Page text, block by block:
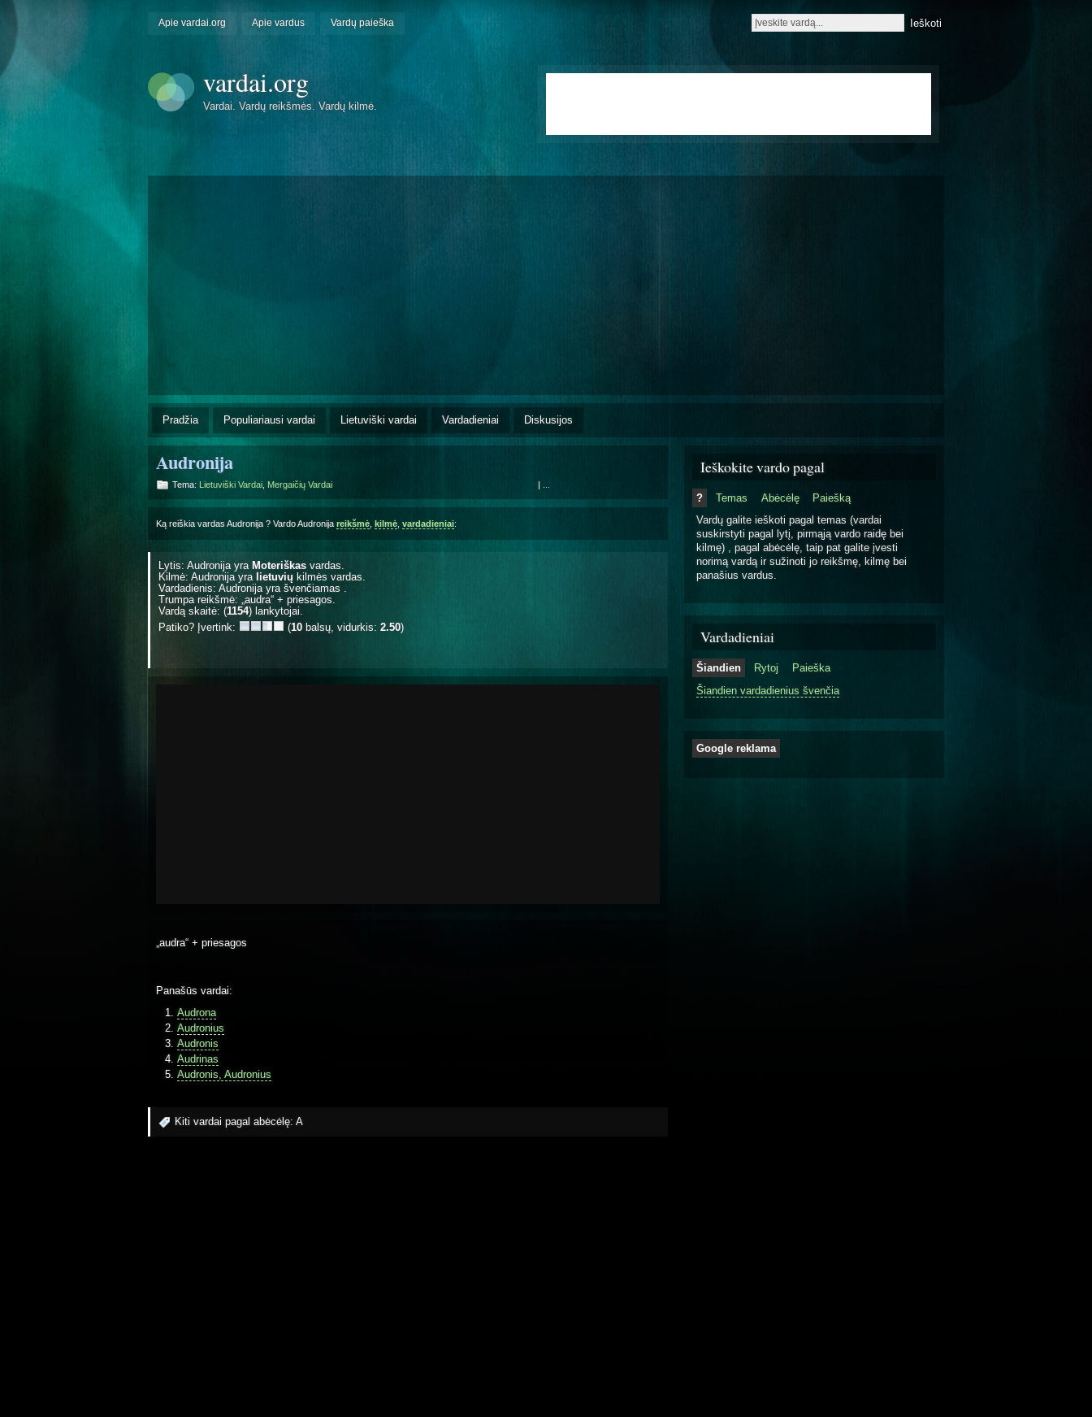
Apie vardai.org Apie vardus Vardų paieška
vardai.org
Vardai. Vardų reikšmės. Vardų kilmė.
Pradžia Populiariausi vardai Lietuviški vardai Vardadieniai Diskusijos
Audronija
Tema: Lietuviški Vardai Mergaičių Vardai |
Ką reiškia vardas Audronija ? Vardo Audronija reikšmė kilmė vardadieniai:
Lytis: Audronija yra Moteriškas vardas.
Kilmė: Audronija yra lietuvių kilmės vardas.
Vardadienis: Audronija yra švenčiamas
Trumpa reikšmė: „audra“ + priesagos.
Vardą skaitė: (1154) lankytojai.
Patiko? Įvertink:
(10 balsų, vidurkis: 2.50)
„audra“ + priesagos
Panašūs vardai:
Audrona
Audronius
Audronis
Audrinas
Audronis, Audronius
Kiti vardai pagal abėcėlę: A
Ieškokite vardo pagal
? Temas Abėcėlę
Paiešką
Vardų galite ieškoti pagal temas (vardai
suskirstyti pagal lytį, pirmąją vardo raidę bei
kilmę) , pagal abėcėlę, taip pat galite įvesti
norimą vardą ir sužinoti jo reikšmę, kilmę bei
panašius vardus.
Vardadieniai
Šiandien Rytoj
Paieška
Šiandien vardadienius švenčia
Google reklama